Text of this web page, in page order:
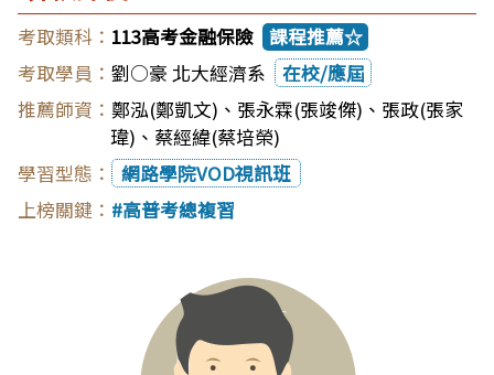
113高考金融保險 課程推薦☆
劉○豪 北大經濟系
在校/應屆
鄭泓(鄭凱文) 、 張永霖(張竣傑) 、 張政(張家
瑋) 、 蔡經緯(蔡培榮)
網路學院VOD視訊班
高普考總複習